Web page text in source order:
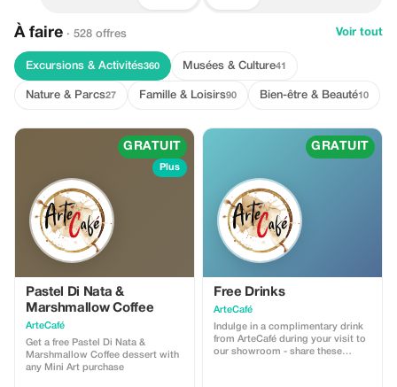
À faire · 528 offres Voir tout
Excursions & Activités360 Musées & Culture41
Nature & Parcs27 Famille & Loisirs90 Bien-être & Beauté10
GRATUIT
Plus
Pastel Di Nata &
Marshmallow Coffee
ArteCafé
Get a free Pastel Di Nata &
Marshmallow Coffee dessert with
any Mini Art purchase
GRATUIT
Free Drinks
ArteCafé
Indulge in a complimentary drink
from ArteCafé during your visit to
our showroom - share these